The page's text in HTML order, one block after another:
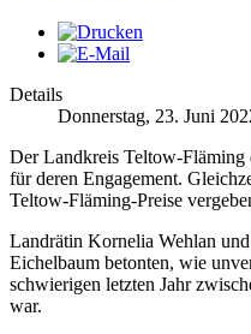
Details
Donnerstag, 23. Juni
Der Landkreis Teltow-Fläming
für deren Engagement.
Teltow-Fläming-Preise
Landrätin Kornelia Wehlan
Eichelbaum betonten, wie
schwierigen letzten Jahr
war.